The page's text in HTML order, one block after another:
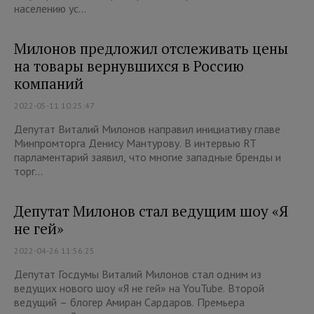
населению ус...
Милонов предложил отслеживать цены
на товары вернувшихся в Россию
компаний
2022-05-11 10:25:47
Депутат Виталий Милонов направил инициативу главе
Минпромторга Денису Мантурову. В интервью RT
парламентарий заявил, что многие западные бренды и
торг...
Депутат Милонов стал ведущим шоу «Я
не гей»
2022-04-26 11:56:25
Депутат Госдумы Виталий Милонов стал одним из
ведущих нового шоу «Я не гей» на YouTube. Второй
ведущий – блогер Амиран Сардаров. Премьера